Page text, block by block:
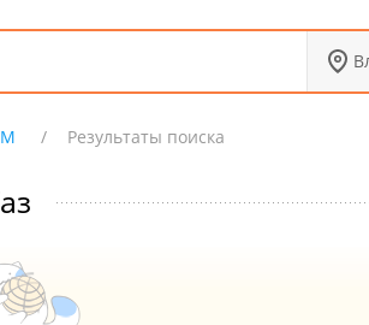
Результаты поиска